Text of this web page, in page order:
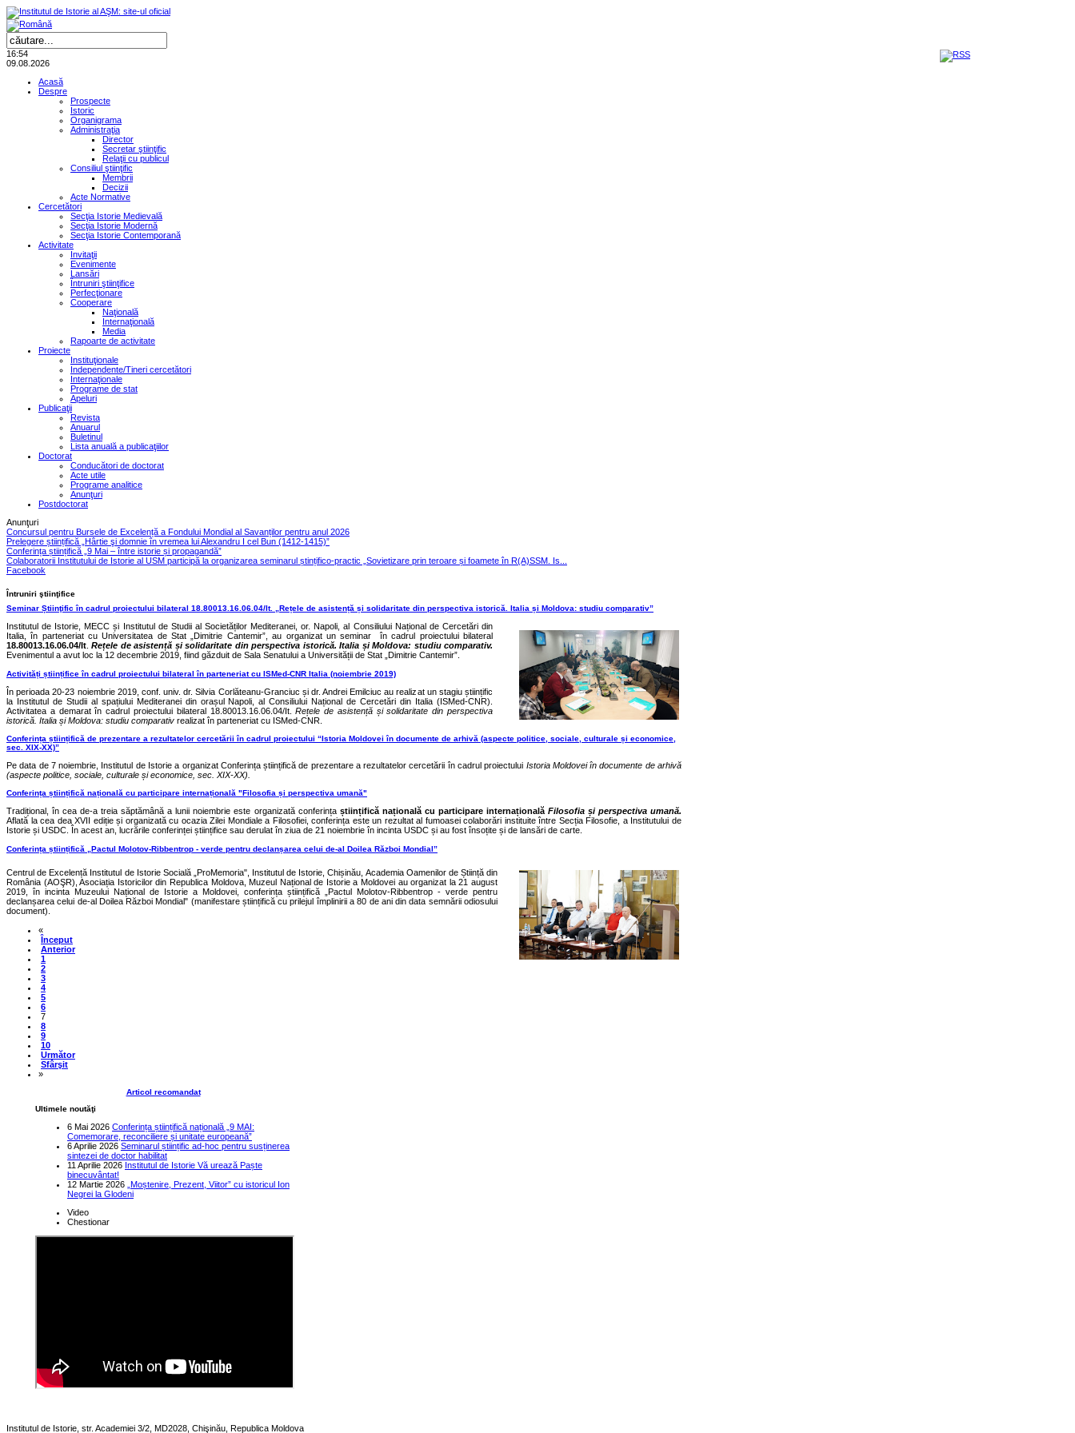
16:54
09.08.2026
Acasă
Despre
Prospecte
Istoric
Organigrama
Administraţia
Director
Secretar ştiinţific
Relaţii cu publicul
Consiliul ştiinţific
Membrii
Decizii
Acte Normative
Cercetători
Secţia Istorie Medievală
Secţia Istorie Modernă
Secţia Istorie Contemporană
Activitate
Invitaţii
Evenimente
Lansări
Întruniri ştiinţifice
Perfecţionare
Cooperare
Naţională
Internaţională
Media
Rapoarte de activitate
Proiecte
Instituţionale
Independente/Tineri cercetători
Internaţionale
Programe de stat
Apeluri
Publicaţii
Revista
Anuarul
Buletinul
Lista anuală a publicaţiilor
Doctorat
Conducători de doctorat
Acte utile
Programe analitice
Anunţuri
Postdoctorat
Anunţuri
Concursul pentru Bursele de Excelență a Fondului Mondial al Savanților pentru anul 2026
Prelegere științifică „Hârtie şi domnie în vremea lui Alexandru I cel Bun (1412-1415)”
Conferința științifică „9 Mai – între istorie și propagandă”
Colaboratorii Institutului de Istorie al USM participă la organizarea seminarul ștințifico-practic „Sovietizare prin teroare și foamete în R(A)SSM. Is...
Facebook
Întruniri ştiinţifice
Seminar Știinţific în cadrul proiectului bilateral 18.80013.16.06.04/It. „Rețele de asistență și solidaritate din perspectiva istorică. Italia și Moldova: studiu comparativ”
Institutul de Istorie, MECC și Institutul de Studii al Societăților Mediteranei, or. Napoli, al Consiliului Național de Cercetări din
Italia, în parteneriat cu Universitatea de Stat „Dimitrie Cantemir”, au organizat un seminar în cadrul proiectului bilateral
18.80013.16.06.04/It .Rețele deasistență și solidaritate din perspectiva istorică. Italia și Moldova: studiu comparativ.
Evenimentul a avut loc la 12 decembrie 2019, fiind găzduit de Sala Senatului a Universității de Stat „Dimitrie Cantemir”.
Activități științifice în cadrul proiectului bilateral în parteneriat cu ISMed-CNR Italia (noiembrie 2019)
În perioada 20-23 noiembrie 2019, conf. univ. dr. Silvia Corlăteanu-Granciuc și dr. Andrei Emilciuc au realizat un stagiu științific
la Institutul de Studii al spațiului Mediteranei din orașul Napoli, al Consiliului Național de Cercetări din Italia (ISMed-CNR).
Activitatea a demarat în cadrul proiectului bilateral 18.80013.16.06.04/It.Rețele de asistență și solidaritate din perspectiva
istorică. Italia și Moldova: studiu comparativ realizat în parteneriat cu ISMed-CNR.
Conferința științifică de prezentare a rezultatelor cercetării în cadrul proiectului “Istoria Moldovei în documente de arhivă (aspecte politice, sociale, culturale și economice,
sec. XIX-XX)”
Pe data de 7 noiembrie, Institutul de Istorie a organizat Conferința științifică de prezentare a rezultatelor cercetării în cadrul proiectului Istoria Moldovei în documente de arhivă
(aspecte politice, sociale, culturale și economice, sec. XIX-XX).
Conferința științifică națională cu participare internațională "Filosofia și perspectiva umană"
Tradițional, în cea de-a treia săptămână a lunii noiembrie este organizată conferințaștiințifică națională cu participare internațională Filosofia și perspectiva umană.
Aflată la cea dea XVII ediție și organizată cu ocazia Zilei Mondiale a Filosofiei, conferința este un rezultat al fumoasei colaborări instituite între Secția Filosofie, a Institutului de
Istorie și USDC. În acest an, lucrările conferinței științifice sau derulat în ziua de 21 noiembrie în incinta USDC și au fost însoțite și de lansări de carte.
Conferința științifică „Pactul Molotov-Ribbentrop - verde pentru declanșarea celui de-al Doilea Război Mondial”
Centrul de Excelență Institutul de Istorie Socială „ProMemoria", Institutul de Istorie, Chișinău, Academia Oamenilor de Știință din
România (AOŞR), Asociația Istoricilor din Republica Moldova, Muzeul Național de Istorie a Moldovei au organizat la 21 august
2019, în incinta Muzeului Național de Istorie a Moldovei, conferința științifică „Pactul Molotov-Ribbentrop - verde pentru
declanșarea celui de-al Doilea Război Mondial" (manifestare științifică cu prilejul împlinirii a 80 de ani din data semnării odiosului
document).
«
Început
Anterior
1
2
3
4
5
6
7
8
9
10
Următor
Sfârşit
»
Articol recomandat
Ultimele noutăţi
6 Mai 2026 Conferința științifică națională „9 MAI:
Comemorare, reconciliere și unitate europeană”
6 Aprilie 2026 Seminarul științific ad-hoc pentru susținerea
sintezei de doctor habilitat
11 Aprilie 2026 Institutul de Istorie Vă urează Paște
binecuvântat!
12 Martie 2026 „Moștenire, Prezent, Viitor” cu istoricul Ion
Negrei la Glodeni
Video
Chestionar
Institutul de Istorie, str. Academiei 3/2, MD2028, Chişinău, Republica Moldova